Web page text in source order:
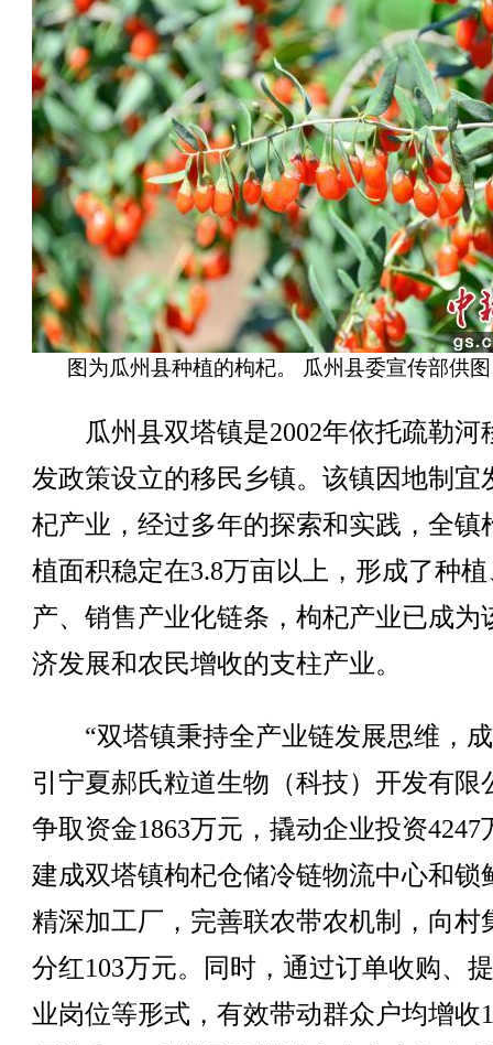
图为瓜州县种植的枸杞。 瓜州县委宣传部供图
瓜州县双塔镇是2002年依托疏勒河
发政策设立的移民乡镇。该镇因地制宜
杞产业，经过多年的探索和实践，全镇
植面积稳定在3.8万亩以上，形成了种
产、销售产业化链条，枸杞产业已成为
济发展和农民增收的支柱产业。
“双塔镇秉持全产业链发展思维，
引宁夏郝氏粒道生物（科技）开发有限
争取资金1863万元，撬动企业投资4247
建成双塔镇枸杞仓储冷链物流中心和锁
精深加工厂，完善联农带农机制，向村
分红103万元。同时，通过订单收购、
业岗位等形式，有效带动群众户均增收